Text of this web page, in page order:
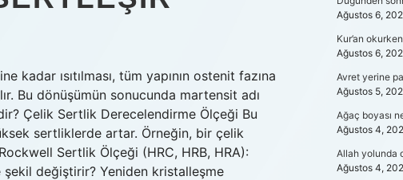
ısıtılması, tüm yapının ostenit fazına
Bu dönüşümün sonucunda martensit adı
Çelik Sertlik Derecelendirme Ölçeği Bu
sertliklerde artar. Örneğin, bir çelik
Sertlik Ölçeği (HRC, HRB, HRA):
değiştirir? Yeniden kristalleşme
Ağustos 6,
Kur’an
Ağustos 6,
Avret yerine
Ağustos 5,
Ağaç boyası
Ağustos 4,
Allah yolunda
Ağustos 4,